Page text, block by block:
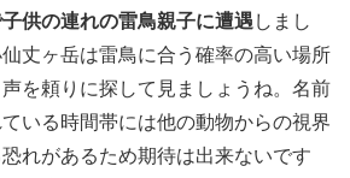
供の連れの雷鳥親子に遭遇 しまし
丈ヶ岳は雷鳥に合う確率の高い場所
を頼りに探して見ましょうね。名前
いる時間帯には他の動物からの視界
れがあるため期待は出来ないです